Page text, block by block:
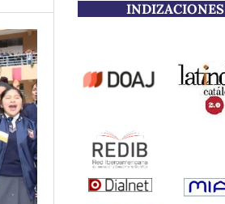
INDIZACIONES